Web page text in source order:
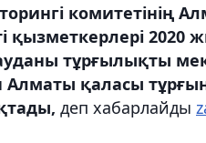
комитетінің
қызметкерлері
тұрғылықты
қаласы
деп хабарлайды